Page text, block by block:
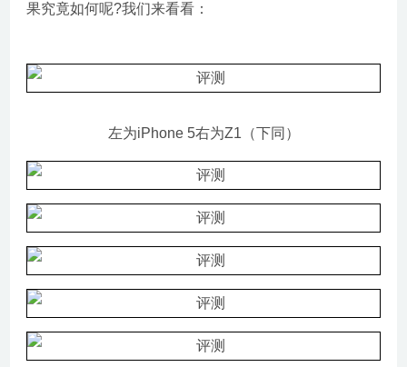
果究竟如何呢?我们来看看：
左为iPhone 5右为Z1（下同）